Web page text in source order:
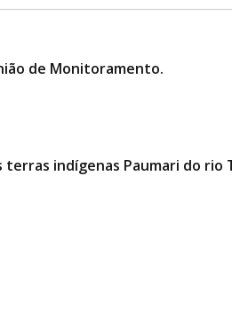
de Monitoramento.
indígenas Paumari do rio